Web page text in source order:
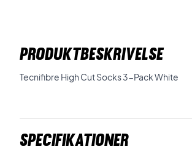
PRODUKTBESKRIVELSE
Tecnifibre High Cut Socks 3-Pack White
Specifikationer